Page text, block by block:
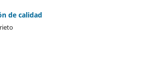
de calidad